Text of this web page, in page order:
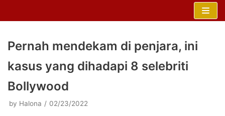
Pernah mendekam di penjara, ini
kasus yang dihadapi 8 selebriti
Bollywood
by Halona 02/23/2022